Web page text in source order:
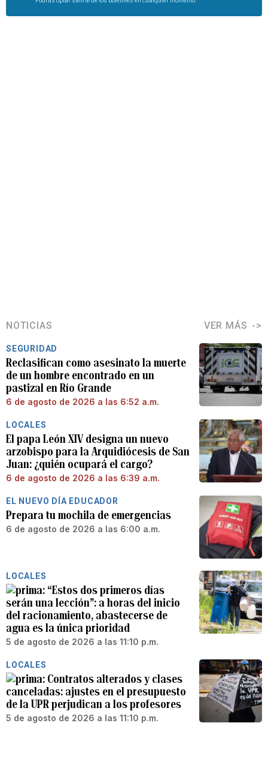
NOTICIAS VER MÁS
SEGURIDAD
Reclasifican como asesinato la muerte
de un hombre encontrado en un
pastizal en Río Grande
6 de agosto de 2026 a las 6:52 a.m.
LOCALES
El papa León XIV designa un nuevo
arzobispo para la Arquidiócesis de San
Juan: ¿quién ocupará el cargo?
6 de agosto de 2026 a las 6:39 a.m.
EL NUEVO DÍA EDUCADOR
Prepara tu mochila de emergencias
6 de agosto de 2026 a las 6:00 a.m.
LOCALES
“Estos dos primeros días
serán una lección”: a horas del inicio
del racionamiento, abastecerse de
agua es la única prioridad
5 de agosto de 2026 a las 11:10 p.m.
LOCALES
Contratos alterados y clases
canceladas: ajustes en el presupuesto
de la UPR perjudican a los profesores
5 de agosto de 2026 a las 11:10 p.m.